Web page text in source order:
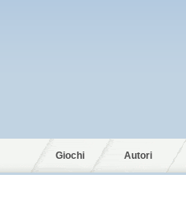
Giochi Autori